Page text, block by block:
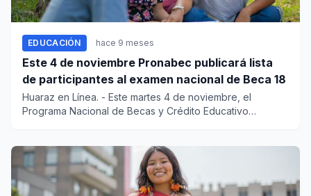
EDUCACIÓN hace 9 meses
Este 4 de noviembre Pronabec publicará lista
de participantes al examen nacional de Beca 18
Huaraz en Línea. - Este martes 4 de noviembre, el
Programa Nacional de Becas y Crédito Educativo